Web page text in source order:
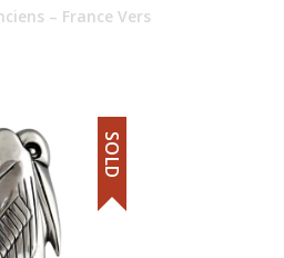
– France Vers
SOLD